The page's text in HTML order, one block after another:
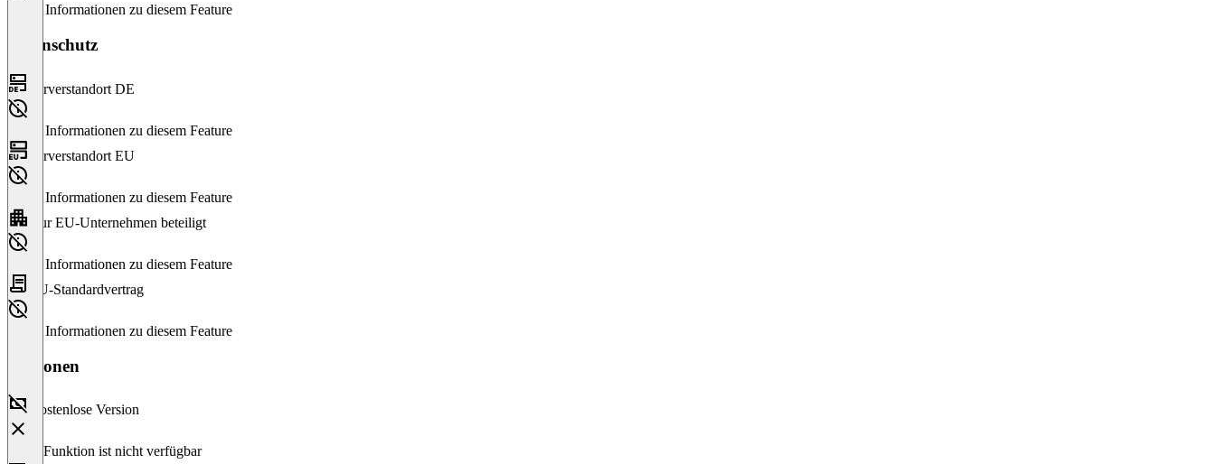
Keine Informationen zu diesem Feature
Datenschutz
Serverstandort DE
Keine Informationen zu diesem Feature
Serverstandort EU
Keine Informationen zu diesem Feature
Nur EU-Unternehmen beteiligt
Keine Informationen zu diesem Feature
EU-Standardvertrag
Keine Informationen zu diesem Feature
Versionen
Kostenlose Version
Diese Funktion ist nicht verfügbar